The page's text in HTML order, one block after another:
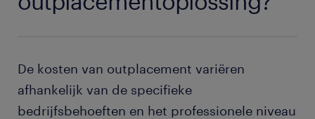
De kosten van outplacement variëren
afhankelijk van de specifieke
bedrijfsbehoeften en het professionele niveau